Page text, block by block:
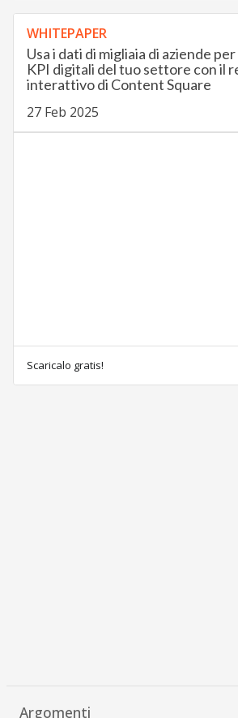
WHITEPAPER
Usa i dati di migliaia di aziende
KPI digitali del tuo settore con il
interattivo di Content Square
27 Feb 2025
Scaricalo gratis!
Argomenti